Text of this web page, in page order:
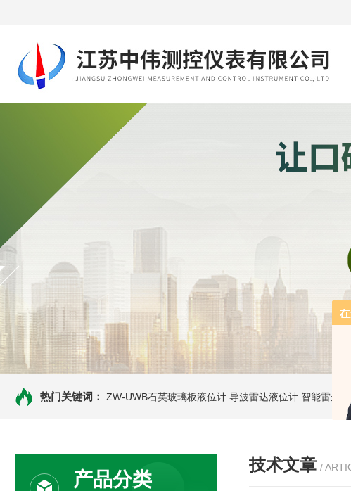
热门关键词： ZW-UWB石英玻璃板液位计 导波雷达液位计 智能雷达
产品分类
技术文章 /